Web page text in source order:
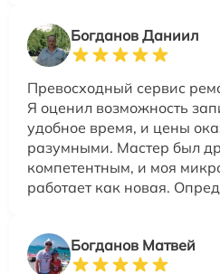
Богданов Даниил
Превосходный сервис
Я оценил возможность
удобное время, и цены
разумными. Мастер был
компетентным, и моя
работает как новая.
Богданов Матвей